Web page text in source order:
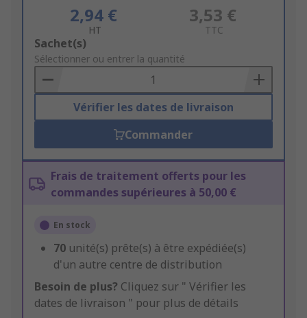
2,94 €
HT
3,53 €
TTC
Add
to
Basket
Sachet(s)
Sélectionner ou entrer la quantité
Vérifier les dates de livraison
Commander
Frais de traitement offerts pour les
commandes supérieures à 50,00 €
En stock
70 unité(s) prête(s) à être expédiée(s)
d'un autre centre de distribution
Besoin de plus? Cliquez sur " Vérifier les
dates de livraison " pour plus de détails